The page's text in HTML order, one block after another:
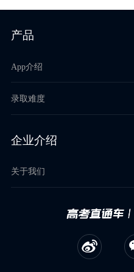
产品
App介绍
录取难度
企业介绍
关于我们